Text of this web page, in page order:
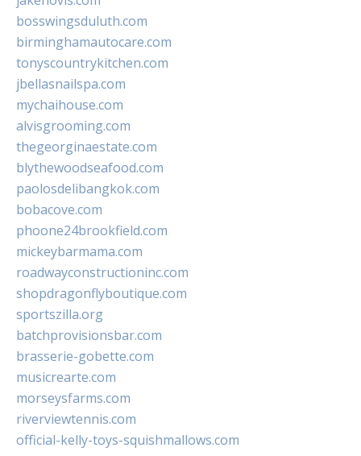
bosswingsduluth.com
birminghamautocare.com
tonyscountrykitchen.com
jbellasnailspa.com
mychaihouse.com
alvisgrooming.com
thegeorginaestate.com
blythewoodseafood.com
paolosdelibangkok.com
bobacove.com
phoone24brookfield.com
mickeybarmama.com
roadwayconstructioninc.com
shopdragonflyboutique.com
sportszilla.org
batchprovisionsbar.com
brasserie-gobette.com
musicrearte.com
morseysfarms.com
riverviewtennis.com
official-kelly-toys-squishmallows.com